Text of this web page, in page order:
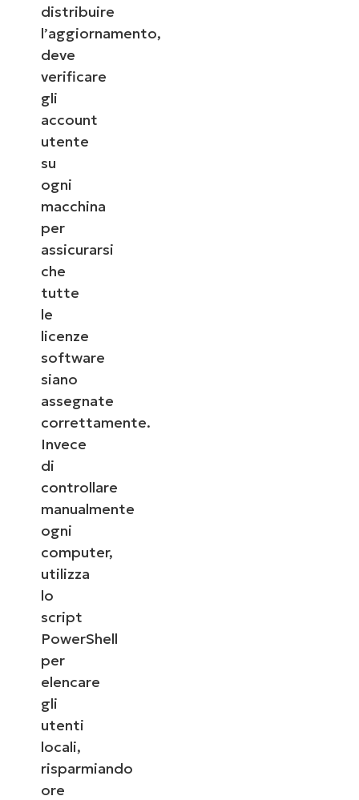
distribuire
l’aggiornamento,
deve
verificare
gli
account
utente
su
ogni
macchina
per
assicurarsi
che
tutte
le
licenze
software
siano
assegnate
correttamente.
Invece
di
controllare
manualmente
ogni
computer,
utilizza
lo
script
PowerShell
per
elencare
gli
utenti
locali,
risparmiando
ore